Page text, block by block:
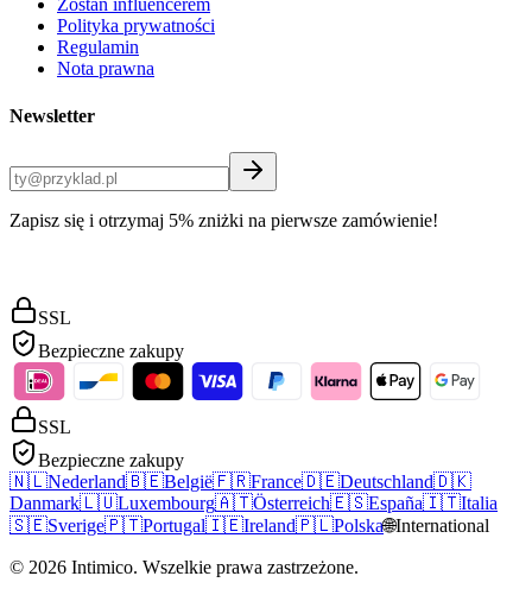
Zostań influencerem
Polityka prywatności
Regulamin
Nota prawna
Newsletter
Zapisz się i otrzymaj 5% zniżki na pierwsze zamówienie!
SSL
Bezpieczne zakupy
SSL
Bezpieczne zakupy
🇳🇱Nederland🇧🇪België🇫🇷France🇩🇪Deutschland🇩🇰
Danmark🇱🇺Luxembourg🇦🇹Österreich🇪🇸España🇮🇹Italia
🇸🇪Sverige🇵🇹Portugal🇮🇪Ireland🇵🇱Polska🌐International
© 2026 Intimico. Wszelkie prawa zastrzeżone.